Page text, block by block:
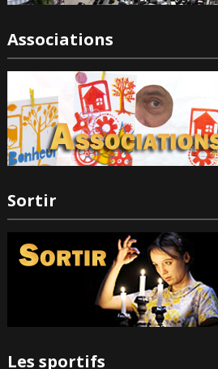
Associations
Sortir
Les sportifs